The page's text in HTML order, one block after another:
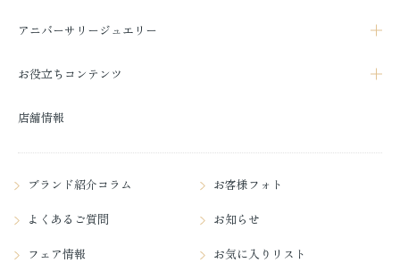
アニバーサリージュエリー
お役立ちコンテンツ
店舗情報
ブランド紹介コラム お客様フォト
よくあるご質問 お知らせ
フェア情報 お気に入りリスト